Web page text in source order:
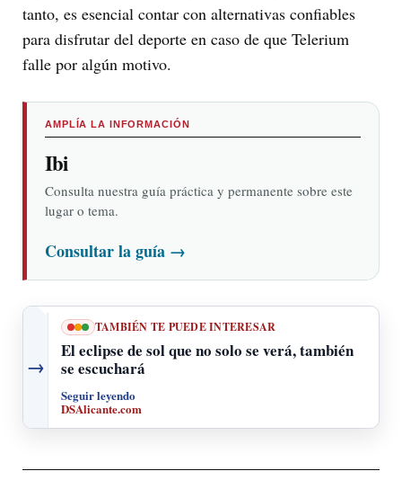
tanto, es esencial contar con alternativas confiables
para disfrutar del deporte en caso de que Telerium
falle por algún motivo.
AMPLÍA LA INFORMACIÓN
Ibi
Consulta nuestra guía práctica y permanente sobre este
lugar o tema.
Consultar la guía →
→
TAMBIÉN TE PUEDE INTERESAR
El eclipse de sol que no solo se verá, también
se escuchará
Seguir leyendo
DSAlicante.com